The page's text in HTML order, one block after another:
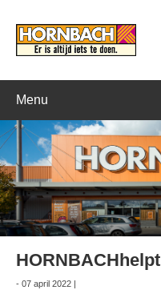
Menu
HORNBACHhelpt
- 07 april 2022 |